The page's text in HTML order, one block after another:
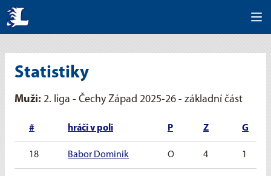
Statistiky
Muži: 2. liga - Čechy Západ 2025-26 - základní část
# hráči v poli P Z G
18 Babor Dominik O 4 1